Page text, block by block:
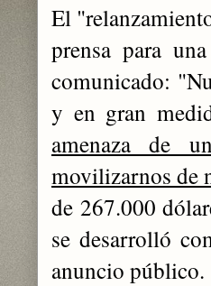
El
prensa para
comunicado:
y en gran
amenaza de
movilizarnos de
de 267.000
se desarrolló
anuncio público.